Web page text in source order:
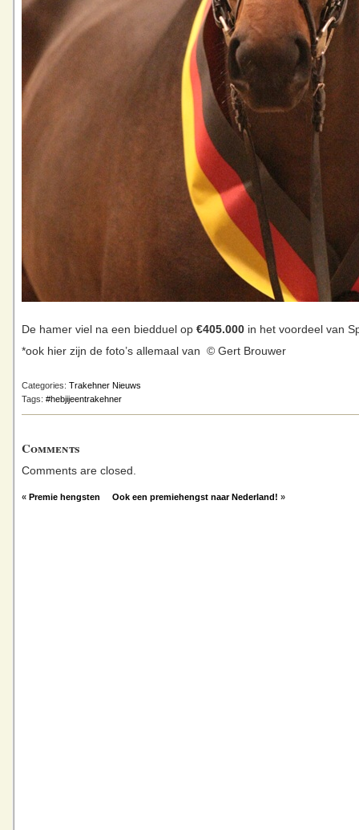
De hamer viel na een biedduel op €405.000 in het voordeel van
*ook hier zijn de foto’s allemaal van © Gert Brouwer
Categories: Trakehner Nieuws
Tags: #hebjijeentrakehner
Comments
Comments are closed.
« Premie hengsten Ook een premiehengst naar Nederland! »